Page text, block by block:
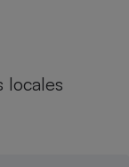
locales